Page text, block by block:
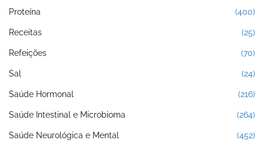
Proteína (400)
Receitas (25)
Refeições (70)
Sal (24)
Saúde Hormonal (216)
Saúde Intestinal e Microbioma (264)
Saúde Neurológica e Mental (452)